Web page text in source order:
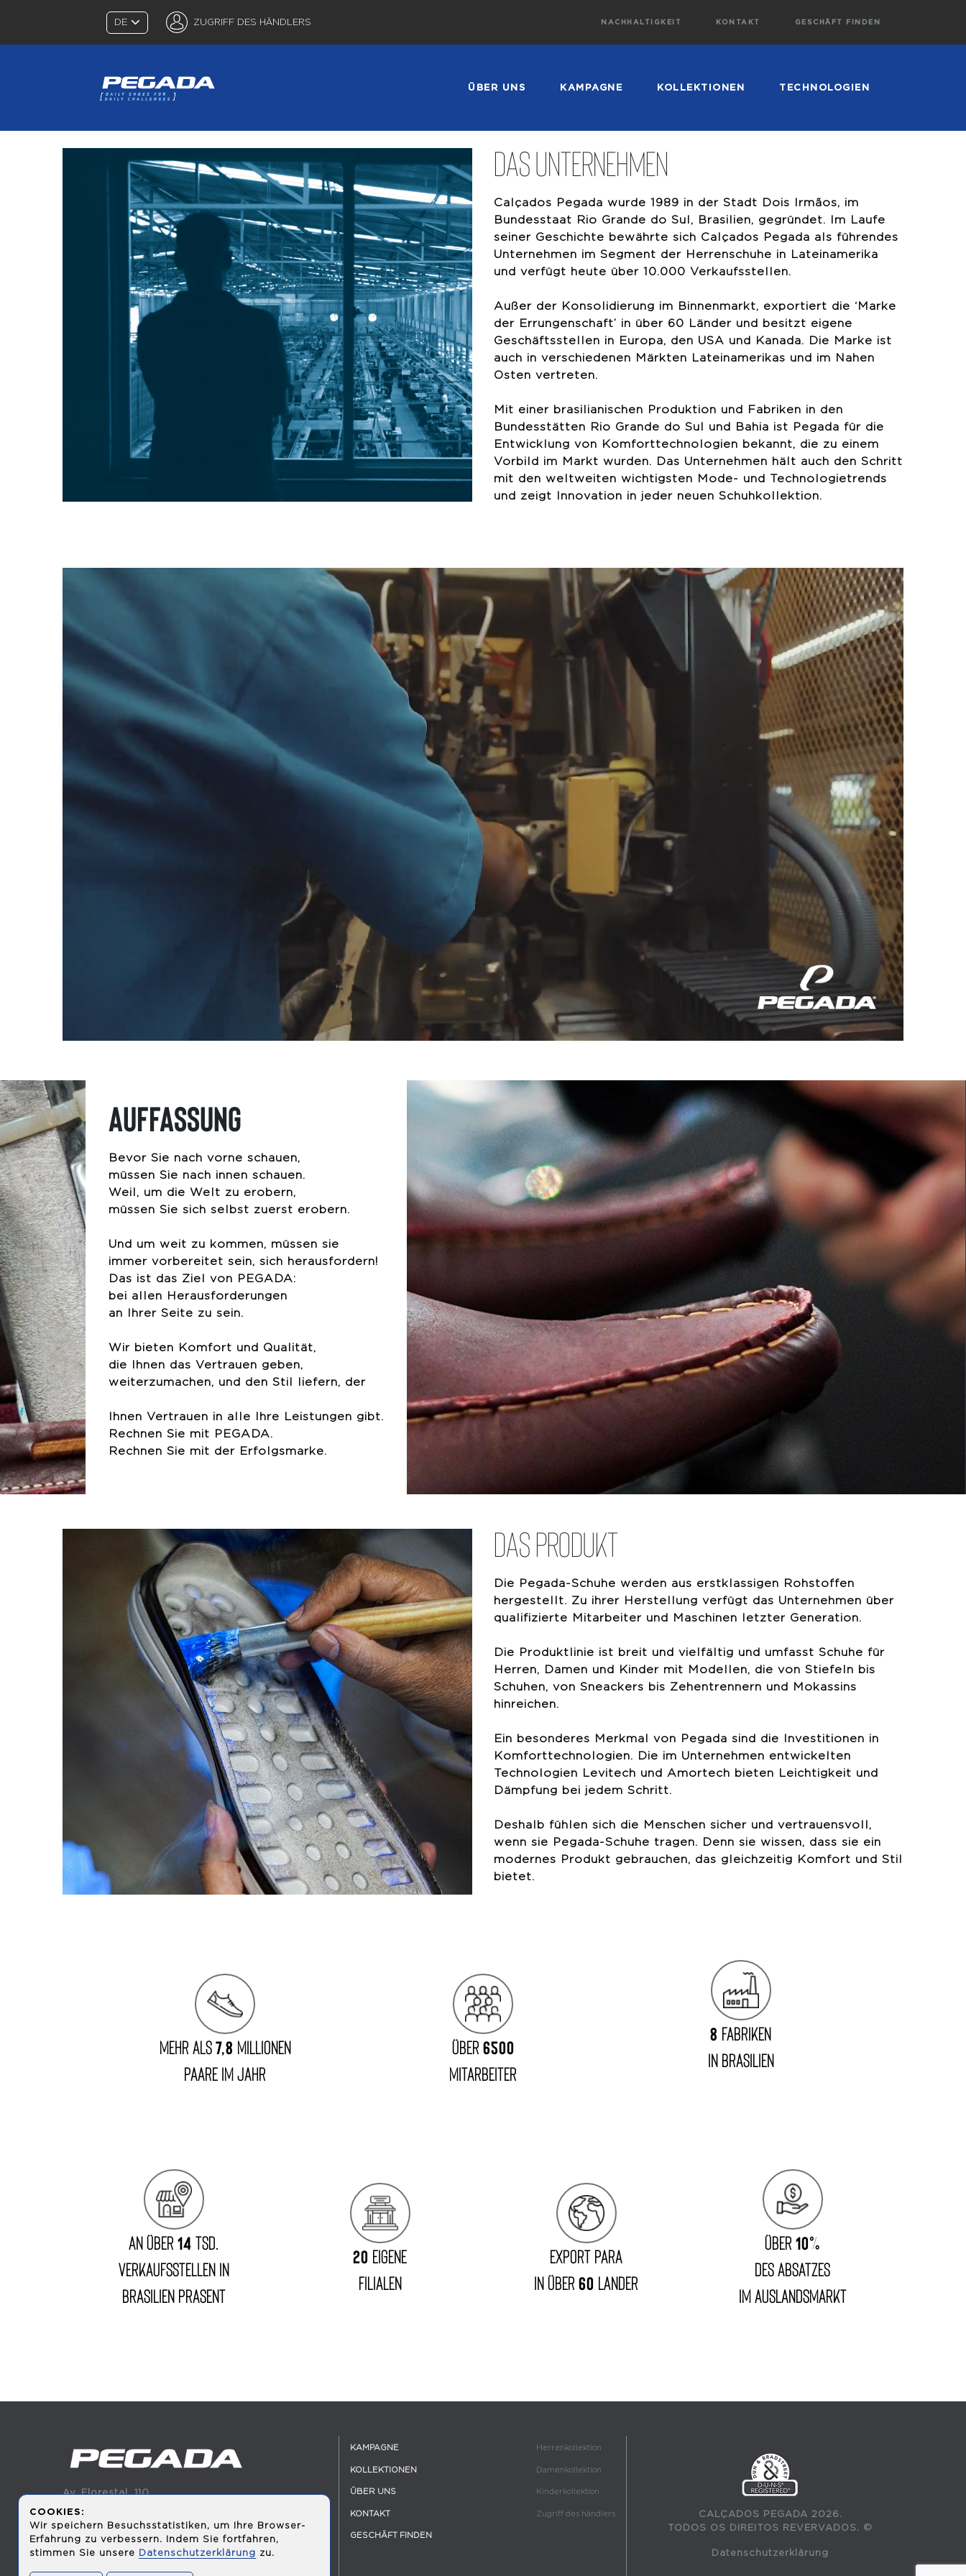
DE ZUGRIFF DES HÄNDLERS NACHHALTIGKEIT KONTAKT GESCHÄFT FINDEN
ÜBER UNS KAMPAGNE KOLLEKTIONEN TECHNOLOGIEN
Das unternehmen
Calçados Pegada wurde 1989 in der Stadt Dois Irmãos, im
Bundesstaat Rio Grande do Sul, Brasilien, gegründet. Im Laufe
seiner Geschichte bewährte sich Calçados Pegada als führendes
Unternehmen im Segment der Herrenschuhe in Lateinamerika
und verfügt heute über 10.000 Verkaufsstellen.
Außer der Konsolidierung im Binnenmarkt, exportiert die ‘Marke
der Errungenschaft’ in über 60 Länder und besitzt eigene
Geschäftsstellen in Europa, den USA und Kanada. Die Marke ist
auch in verschiedenen Märkten Lateinamerikas und im Nahen
Osten vertreten.
Mit einer brasilianischen Produktion und Fabriken in den
Bundesstätten Rio Grande do Sul und Bahia ist Pegada für die
Entwicklung von Komforttechnologien bekannt, die zu einem
Vorbild im Markt wurden. Das Unternehmen hält auch den Schritt
mit den weltweiten wichtigsten Mode- und Technologietrends
und zeigt Innovation in jeder neuen Schuhkollektion.
AUFFASSUNG
Bevor Sie nach vorne schauen,
müssen Sie nach innen schauen.
Weil, um die Welt zu erobern,
müssen Sie sich selbst zuerst erobern.
Und um weit zu kommen, müssen sie
immer vorbereitet sein, sich herausfordern!
Das ist das Ziel von PEGADA:
bei allen Herausforderungen
an Ihrer Seite zu sein.
Wir bieten Komfort und Qualität,
die Ihnen das Vertrauen geben,
weiterzumachen, und den Stil liefern, der
Ihnen Vertrauen in alle Ihre Leistungen gibt.
Rechnen Sie mit PEGADA.
Rechnen Sie mit der Erfolgsmarke.
Das produkt
Die Pegada-Schuhe werden aus erstklassigen Rohstoffen
hergestellt. Zu ihrer Herstellung verfügt das Unternehmen über
qualifizierte Mitarbeiter und Maschinen letzter Generation.
Die Produktlinie ist breit und vielfältig und umfasst Schuhe für
Herren, Damen und Kinder mit Modellen, die von Stiefeln bis
Schuhen, von Sneackers bis Zehentrennern und Mokassins
hinreichen.
Ein besonderes Merkmal von Pegada sind die Investitionen in
Komforttechnologien. Die im Unternehmen entwickelten
Technologien Levitech und Amortech bieten Leichtigkeit und
Dämpfung bei jedem Schritt.
Deshalb fühlen sich die Menschen sicher und vertrauensvoll,
wenn sie Pegada-Schuhe tragen. Denn sie wissen, dass sie ein
modernes Produkt gebrauchen, das gleichzeitig Komfort und Stil
bietet.
MEHR ALS7,8 MILLIONEN
PAARE IM JAHR
Über 6500
Mitarbeiter
8 FABRIKEN
IN BRASILIEN
An über 14 Tsd.
Verkaufsstellen in
Brasilien präsent
20 eigene
Filialen
EXPORT PARA
IN ÜBER 60 LÄNDER
Über 10%
des Absatzes
im Auslandsmarkt
Av. Florestal, 110
Beira Rio, Dois Irmãos - RS
CEP: 93950-000
Fone: (51) 3393-2700
SAC: (51) 3393 2734
KAMPAGNE
KOLLEKTIONEN
ÜBER UNS
KONTAKT
GESCHÄFT FINDEN
Herrenkollektion
Damenkollektion
Kinderkollektion
Zugriff des händlers
CALÇADOS PEGADA 2026.
TODOS OS DIREITOS REVERVADOS. ©
Datenschutzerklärung
COOKIES:
Wir speichern Besuchsstatistiken, um Ihre Browser-
Erfahrung zu verbessern. Indem Sie fortfahren,
stimmen Sie unsere
Datenschutzerklärung zu.